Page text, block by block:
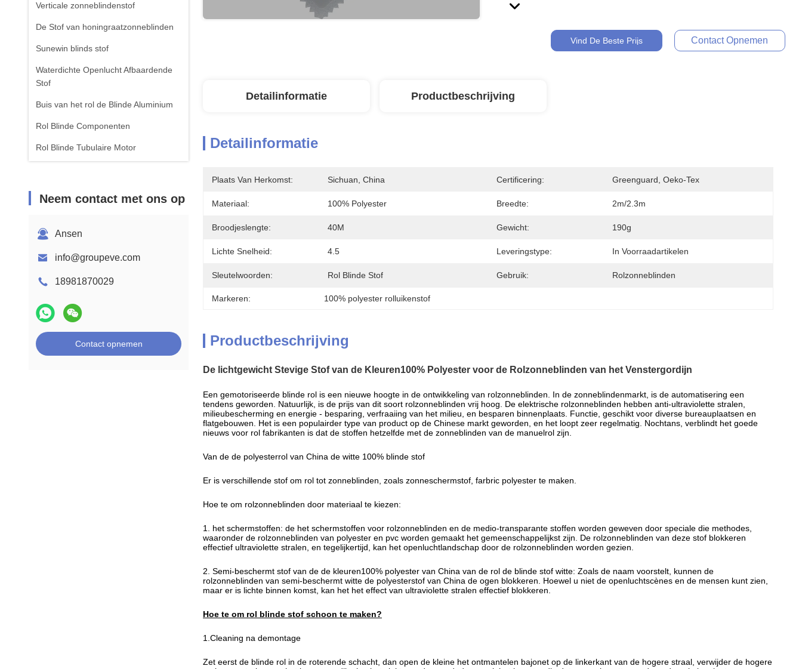
Verticale zonneblindenstof
De Stof van honingraatzonneblinden
Sunewin blinds stof
Waterdichte Openlucht Afbaardende
Stof
Buis van het rol de Blinde Aluminium
Rol Blinde Componenten
Rol Blinde Tubulaire Motor
Neem contact met ons op
Ansen
info@groupeve.com
18981870029
Contact opnemen
Vind De Beste Prijs Contact Opnemen
Detailinformatie Productbeschrijving
Detailinformatie
Plaats Van Herkomst: Sichuan, China Certificering: Greenguard, Oeko-Tex
Materiaal: 100% Polyester Breedte: 2m/2.3m
Broodjeslengte: 40M Gewicht: 190g
Lichte Snelheid: 4.5 Leveringstype: In Voorraadartikelen
Sleutelwoorden: Rol Blinde Stof Gebruik: Rolzonneblinden
Markeren: 100% polyester rolluikenstof
Productbeschrijving
De lichtgewicht Stevige Stof van de Kleuren100% Polyester voor de Rolzonneblinden van het Venstergordijn
Een gemotoriseerde blinde rol is een nieuwe hoogte in de ontwikkeling van rolzonneblinden. In de zonneblindenmarkt, is de automatisering een
tendens geworden. Natuurlijk, is de prijs van dit soort rolzonneblinden vrij hoog. De elektrische rolzonneblinden hebben anti-ultraviolette stralen,
milieubescherming en energie - besparing, verfraaiing van het milieu, en besparen binnenplaats. Functie, geschikt voor diverse bureauplaatsen en
flatgebouwen. Het is een populairder type van product op de Chinese markt geworden, en het loopt zeer regelmatig. Nochtans, verblindt het goede
nieuws voor rol fabrikanten is dat de stoffen hetzelfde met de zonneblinden van de manuelrol zijn.
Van de de polyesterrol van China de witte 100% blinde stof
Er is verschillende stof om rol tot zonneblinden, zoals zonneschermstof, farbric polyester te maken.
Hoe te om rolzonneblinden door materiaal te kiezen:
1. het schermstoffen: de het schermstoffen voor rolzonneblinden en de medio-transparante stoffen worden geweven door speciale die methodes,
waaronder de rolzonneblinden van polyester en pvc worden gemaakt het gemeenschappelijkst zijn. De rolzonneblinden van deze stof blokkeren
effectief ultraviolette stralen, en tegelijkertijd, kan het openluchtlandschap door de rolzonneblinden worden gezien.
2. Semi-beschermt stof van de de kleuren100% polyester van China van de rol de blinde stof witte: Zoals de naam voorstelt, kunnen de
rolzonneblinden van semi-beschermt witte de polyesterstof van China de ogen blokkeren. Hoewel u niet de openluchtscènes en de mensen kunt zien,
maar er is lichte binnen komst, kan het het effect van ultraviolette stralen effectief blokkeren.
Hoe te om rol blinde stof schoon te maken?
1.Cleaning na demontage
Zet eerst de blinde rol in de roterende schacht, dan open de kleine het ontmantelen bajonet op de linkerkant van de hogere straal, verwijder de hogere